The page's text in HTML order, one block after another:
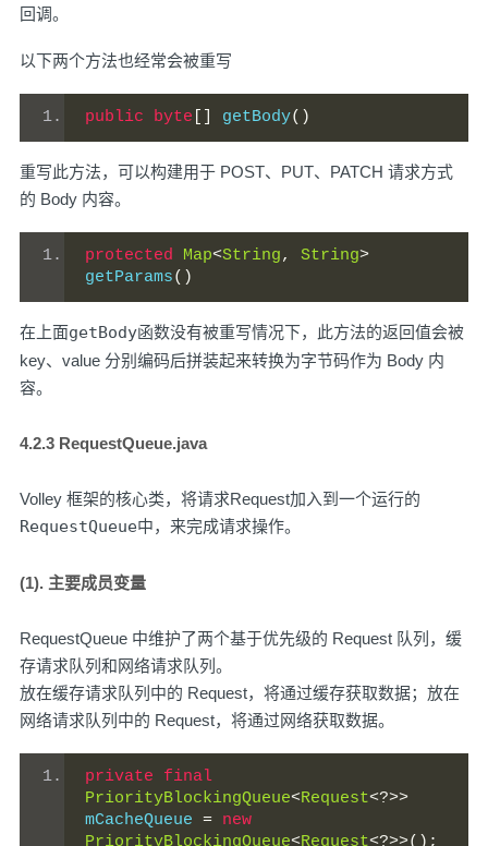
回调。
以下两个方法也经常会被重写
public byte getBody()
重写此方法，可以构建用于 POST、PUT、PATCH 请求方式
的 Body 内容。
protected Map<String, String>
getParams()
在上面getBody函数没有被重写情况下，此方法的返回值会被
key、value 分别编码后拼装起来转换为字节码作为 Body 内
容。
4.2.3 RequestQueue.java
Volley 框架的核心类，将请求Request加入到一个运行的
RequestQueue中，来完成请求操作。
(1). 主要成员变量
RequestQueue 中维护了两个基于优先级的 Request 队列，缓
存请求队列和网络请求队列。
放在缓存请求队列中的 Request，将通过缓存获取数据；放在
网络请求队列中的 Request，将通过网络获取数据。
private
final
PriorityBlockingQueue<Request<?>>
mCacheQueue = new
PriorityBlockingQueue<Request<?>>();